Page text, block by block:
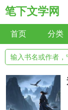
笔下文学网
首页 分类